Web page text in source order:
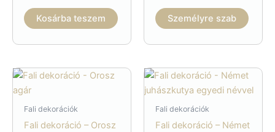
Kosárba teszem Személyre szab
Fali dekorációk
Fali dekoráció – Orosz
Fali dekorációk
Fali dekoráció – Német